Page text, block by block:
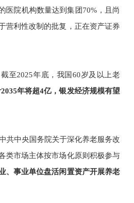
医院机构数量达到集团70%，且尚
营利性改制的批复，正在资产证券
至2025年底，我国60岁及以上老
年将超4亿，银发经济规模有望
共中央国务院关于深化养老服务改
类市场主体按市场化原则积极参与
、事业单位盘活闲置资产开展养老